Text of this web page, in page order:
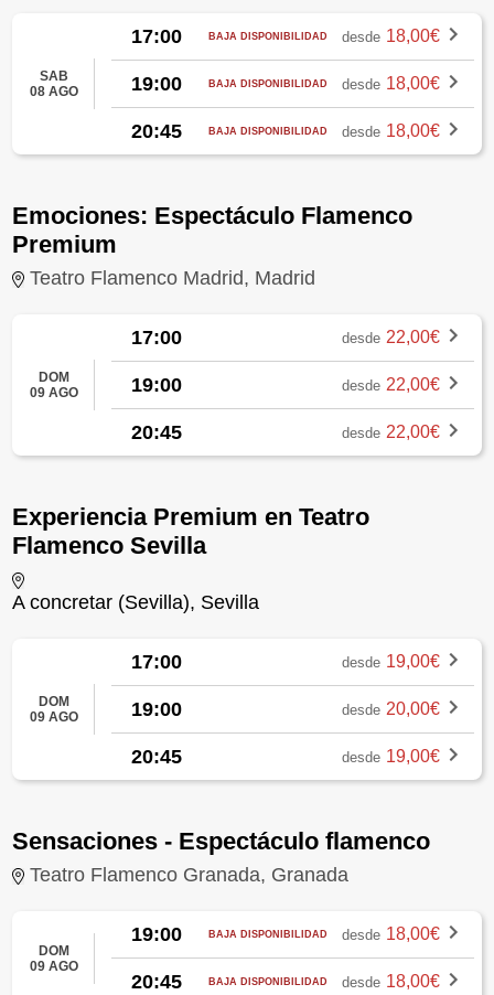
SAB
08 AGO
17:00 BAJA DISPONIBILIDAD desde 18,00€
19:00 BAJA DISPONIBILIDAD desde 18,00€
20:45 BAJA DISPONIBILIDAD desde 18,00€
Emociones: Espectáculo Flamenco
Premium
Teatro Flamenco Madrid, Madrid
DOM
09 AGO
17:00 desde 22,00€
19:00 desde 22,00€
20:45 desde 22,00€
Experiencia Premium en Teatro
Flamenco Sevilla
A concretar (Sevilla), Sevilla
DOM
09 AGO
17:00 desde 19,00€
19:00 desde 20,00€
20:45 desde 19,00€
Sensaciones - Espectáculo flamenco
Teatro Flamenco Granada, Granada
DOM
09 AGO
19:00 BAJA DISPONIBILIDAD desde 18,00€
20:45 BAJA DISPONIBILIDAD desde 18,00€